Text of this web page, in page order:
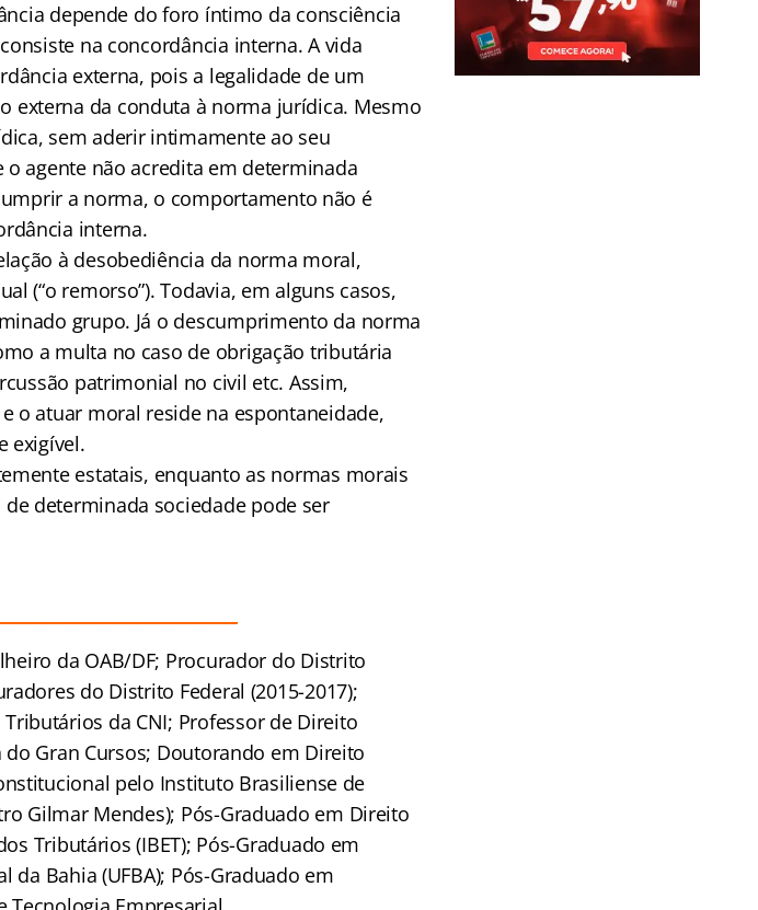
depende do foro íntimo da consciência
na concordância interna. A vida
externa, pois a legalidade de um
externa da conduta à norma jurídica. Mesmo
sem aderir intimamente ao seu
agente não acredita em determinada
a norma, o comportamento não é
interna.
à desobediência da norma moral,
(“o remorso”). Todavia, em alguns casos,
grupo. Já o descumprimento da norma
a multa no caso de obrigação tributária
patrimonial no civil etc. Assim,
o atuar moral reside na espontaneidade,
exigível.
estatais, enquanto as normas morais
determinada sociedade pode ser
da OAB/DF; Procurador do Distrito
do Distrito Federal (2015-2017);
da CNI; Professor de Direito
Gran Cursos; Doutorando em Direito
pelo Instituto Brasiliense de
Gilmar Mendes); Pós-Graduado em Direito
Tributários (IBET); Pós-Graduado em
Bahia (UFBA); Pós-Graduado em